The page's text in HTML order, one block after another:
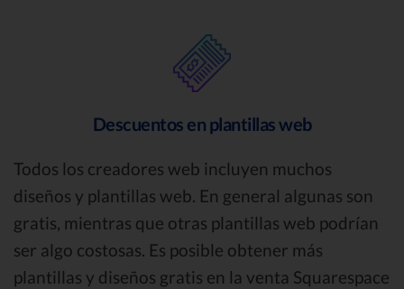
Descuentos en plantillas web
Todos los creadores web incluyen muchos
diseños y plantillas web. En general algunas son
gratis, mientras que otras plantillas web podrían
ser algo costosas. Es posible obtener más
plantillas y diseños gratis en la venta Squarespace